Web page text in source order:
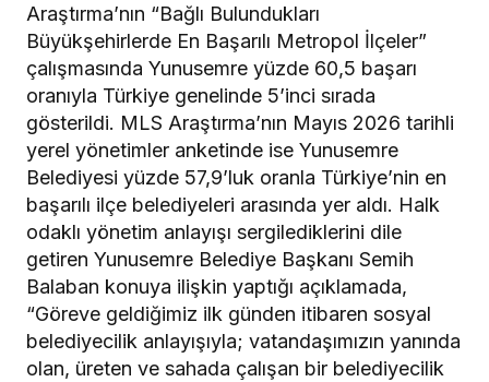
Araştırma’nın “Bağlı Bulundukları
Büyükşehirlerde En Başarılı Metropol İlçeler”
çalışmasında Yunusemre yüzde 60,5 başarı
oranıyla Türkiye genelinde 5’inci sırada
gösterildi. MLS Araştırma’nın Mayıs 2026 tarihli
yerel yönetimler anketinde ise Yunusemre
Belediyesi yüzde 57,9’luk oranla Türkiye’nin en
başarılı ilçe belediyeleri arasında yer aldı. Halk
odaklı yönetim anlayışı sergilediklerini dile
getiren Yunusemre Belediye Başkanı Semih
Balaban konuya ilişkin yaptığı açıklamada,
“Göreve geldiğimiz ilk günden itibaren sosyal
belediyecilik anlayışıyla; vatandaşımızın yanında
olan, üreten ve sahada çalışan bir belediyecilik